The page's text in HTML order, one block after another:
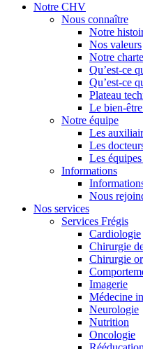
Notre CHV
Nous connaître
Notre
Nos valeurs
Notre
Qu’est-ce
Qu’est-ce
Plateau
Le bien-
Notre équipe
Les
Les
Les
Informations
Nous
Nos services
Services Frégis
Cardiologie
Chirurgie
Chirurgie
Imagerie
Médecine
Neurologie
Nutrition
Oncologie